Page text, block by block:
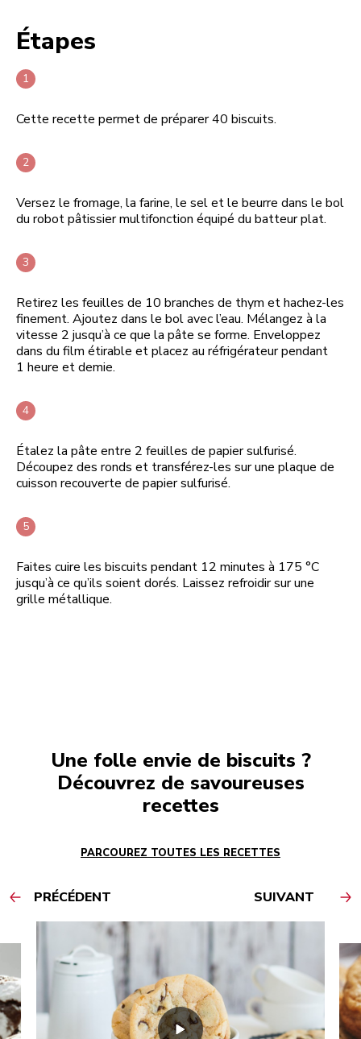
Étapes
Cette recette permet de préparer 40 biscuits.
Versez le fromage, la farine, le sel et le beurre dans le bol
du robot pâtissier multifonction équipé du batteur plat.
Retirez les feuilles de 10 branches de thym et hachez-les
finement. Ajoutez dans le bol avec l’eau. Mélangez à la
vitesse 2 jusqu’à ce que la pâte se forme. Enveloppez
dans du film étirable et placez au réfrigérateur pendant
1 heure et demie.
Étalez la pâte entre 2 feuilles de papier sulfurisé.
Découpez des ronds et transférez-les sur une plaque de
cuisson recouverte de papier sulfurisé.
Faites cuire les biscuits pendant 12 minutes à 175 °C
jusqu’à ce qu’ils soient dorés. Laissez refroidir sur une
grille métallique.
Une folle envie de biscuits ?
Découvrez de savoureuses
recettes
PARCOUREZ TOUTES LES RECETTES
PRÉCÉDENT SUIVANT